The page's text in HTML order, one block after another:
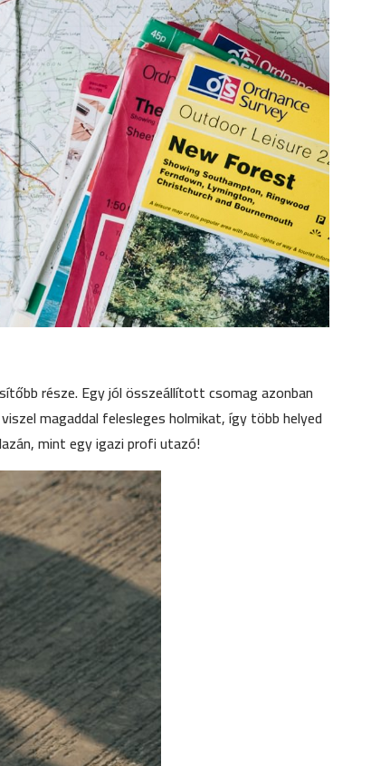
része. Egy jól összeállított csomag azonban
magaddal felesleges holmikat, így több helyed
mint egy igazi profi utazó!